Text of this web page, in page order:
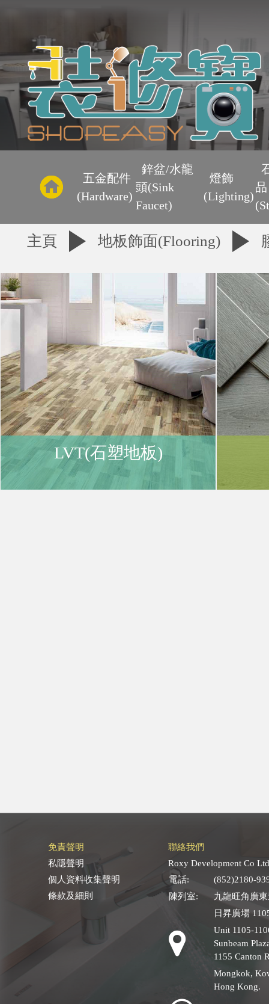
主
頁
優
惠
區
購
物
車
登
入
/
五金配件
(Hardware)
鋅盆/水龍
頭(Sink
Faucet)
燈飾
(Lighting)
品
主頁 地板飾面(Flooring)
LVT(石塑地板)
免責聲明
私隱聲明
個人資料收集聲明
條款及細則
聯絡我們
Roxy Development Co
電話:
(852)2180-
陳列室:
九龍旺角廣
日昇廣場
Unit 1105-
Sunbeam
1155 Canton
Mongkok,
Hong Kong.